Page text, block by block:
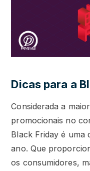
Dicas para a
Considerada a
promocionais no
Black Friday é uma
ano. Que
os consumidores,